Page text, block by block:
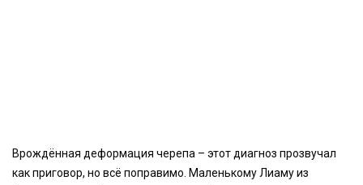
Врождённая деформация черепа – этот диагноз прозвучал
как приговор, но всё поправимо. Маленькому Лиаму из